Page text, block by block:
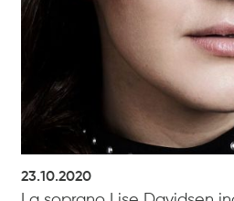
23.10.2020